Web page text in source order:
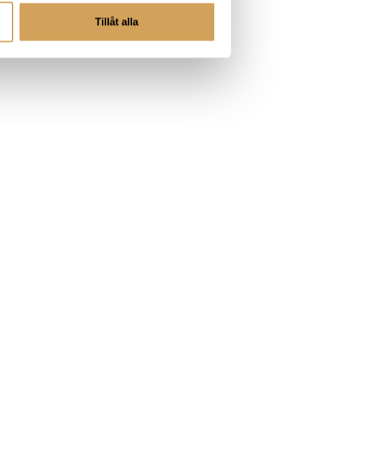
Tillåt alla